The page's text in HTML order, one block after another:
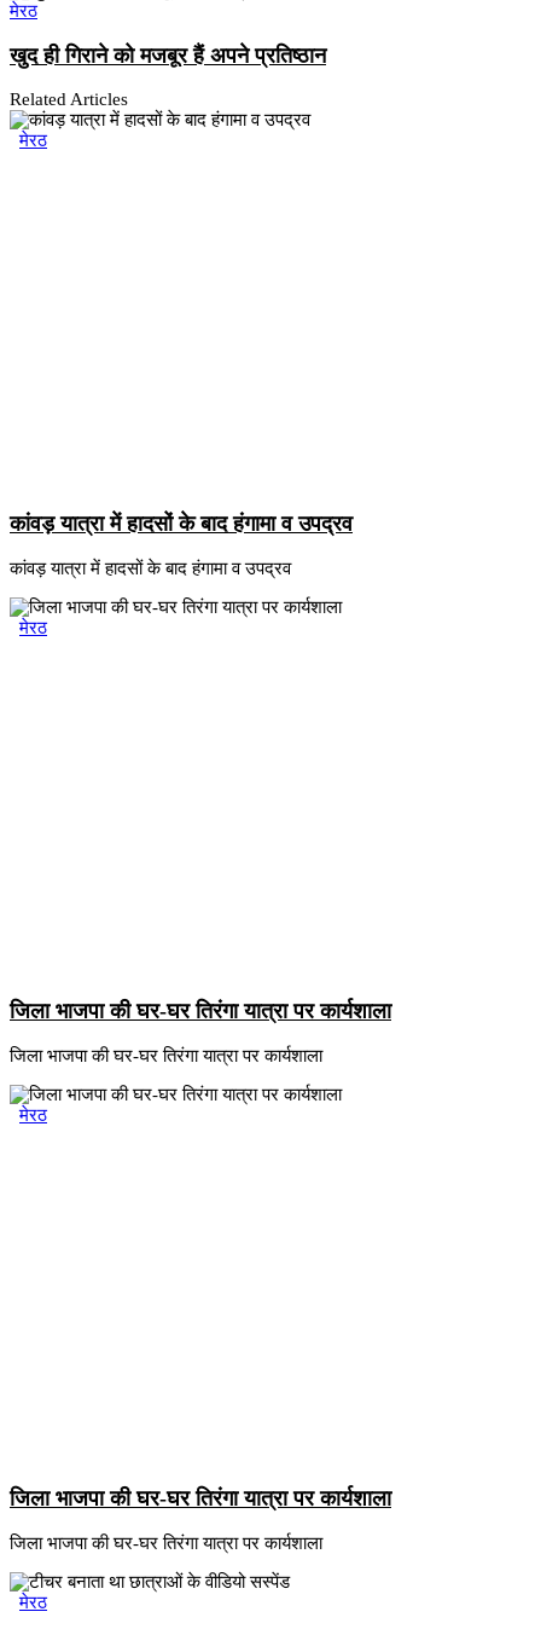
मेरठ
खुद ही गिराने को मजबूर हैं अपने प्रतिष्ठान
Related Articles
मेरठ
कांवड़ यात्रा में हादसों के बाद हंगामा व उपद्रव
कांवड़ यात्रा में हादसों के बाद हंगामा व उपद्रव
मेरठ
जिला भाजपा की घर-घर तिरंगा यात्रा पर कार्यशाला
जिला भाजपा की घर-घर तिरंगा यात्रा पर कार्यशाला
मेरठ
जिला भाजपा की घर-घर तिरंगा यात्रा पर कार्यशाला
जिला भाजपा की घर-घर तिरंगा यात्रा पर कार्यशाला
मेरठ